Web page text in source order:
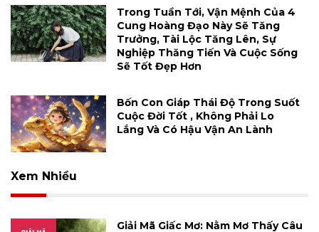
Trong Tuần Tới, Vận Mệnh Của 4
Cung Hoàng Đạo Này Sẽ Tăng
Trưởng, Tài Lộc Tăng Lên, Sự
Nghiệp Thăng Tiến Và Cuộc Sống
Sẽ Tốt Đẹp Hơn
Bốn Con Giáp Thái Độ Trong Suốt
Cuộc Đời Tốt , Không Phải Lo
Lắng Và Có Hậu Vận An Lành
Xem Nhiều
Giải Mã Giấc Mơ: Nằm Mơ Thấy Câu